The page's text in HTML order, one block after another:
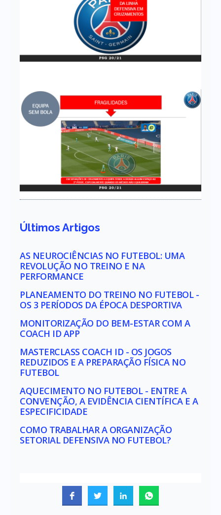
Últimos Artigos
AS NEUROCIÊNCIAS NO FUTEBOL: UMA
REVOLUÇÃO NO TREINO E NA
PERFORMANCE
PLANEAMENTO DO TREINO NO FUTEBOL -
OS 3 PERÍODOS DA ÉPOCA DESPORTIVA
MONITORIZAÇÃO DO BEM-ESTAR COM A
COACH ID APP
MASTERCLASS COACH ID - OS JOGOS
REDUZIDOS E A PREPARAÇÃO FÍSICA NO
FUTEBOL
AQUECIMENTO NO FUTEBOL - ENTRE A
CONVENÇÃO, A EVIDÊNCIA CIENTÍFICA E A
ESPECIFICIDADE
COMO TRABALHAR A ORGANIZAÇÃO
SETORIAL DEFENSIVA NO FUTEBOL?